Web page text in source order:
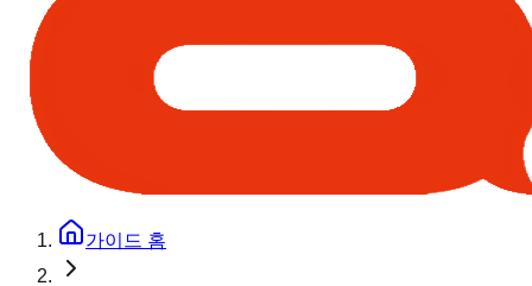
가이드 홈